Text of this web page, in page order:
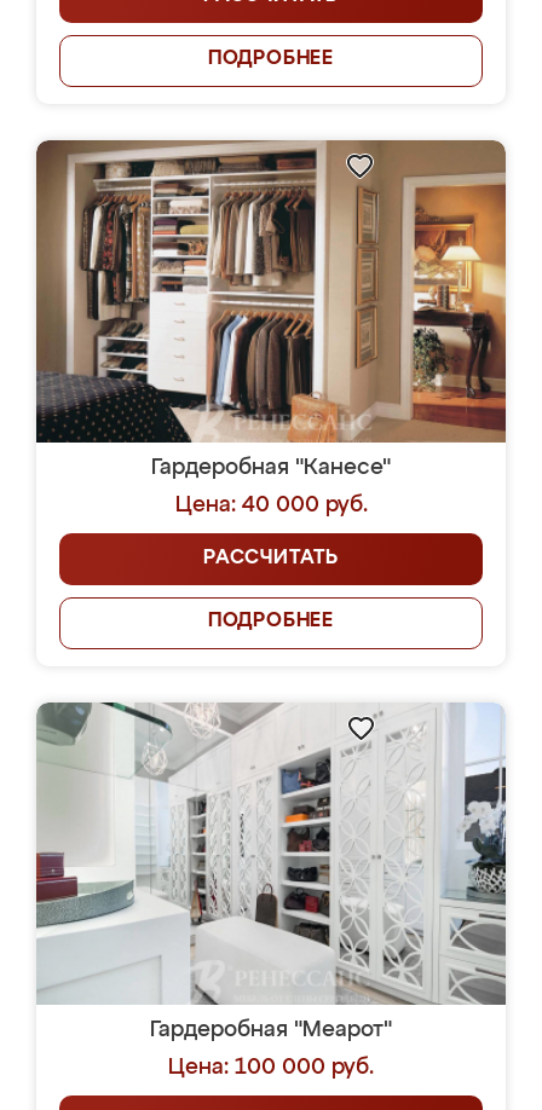
ПОДРОБНЕЕ
Гардеробная "Канесе"
Цена: 40 000 руб.
РАССЧИТАТЬ
ПОДРОБНЕЕ
Гардеробная "Меарот"
Цена: 100 000 руб.